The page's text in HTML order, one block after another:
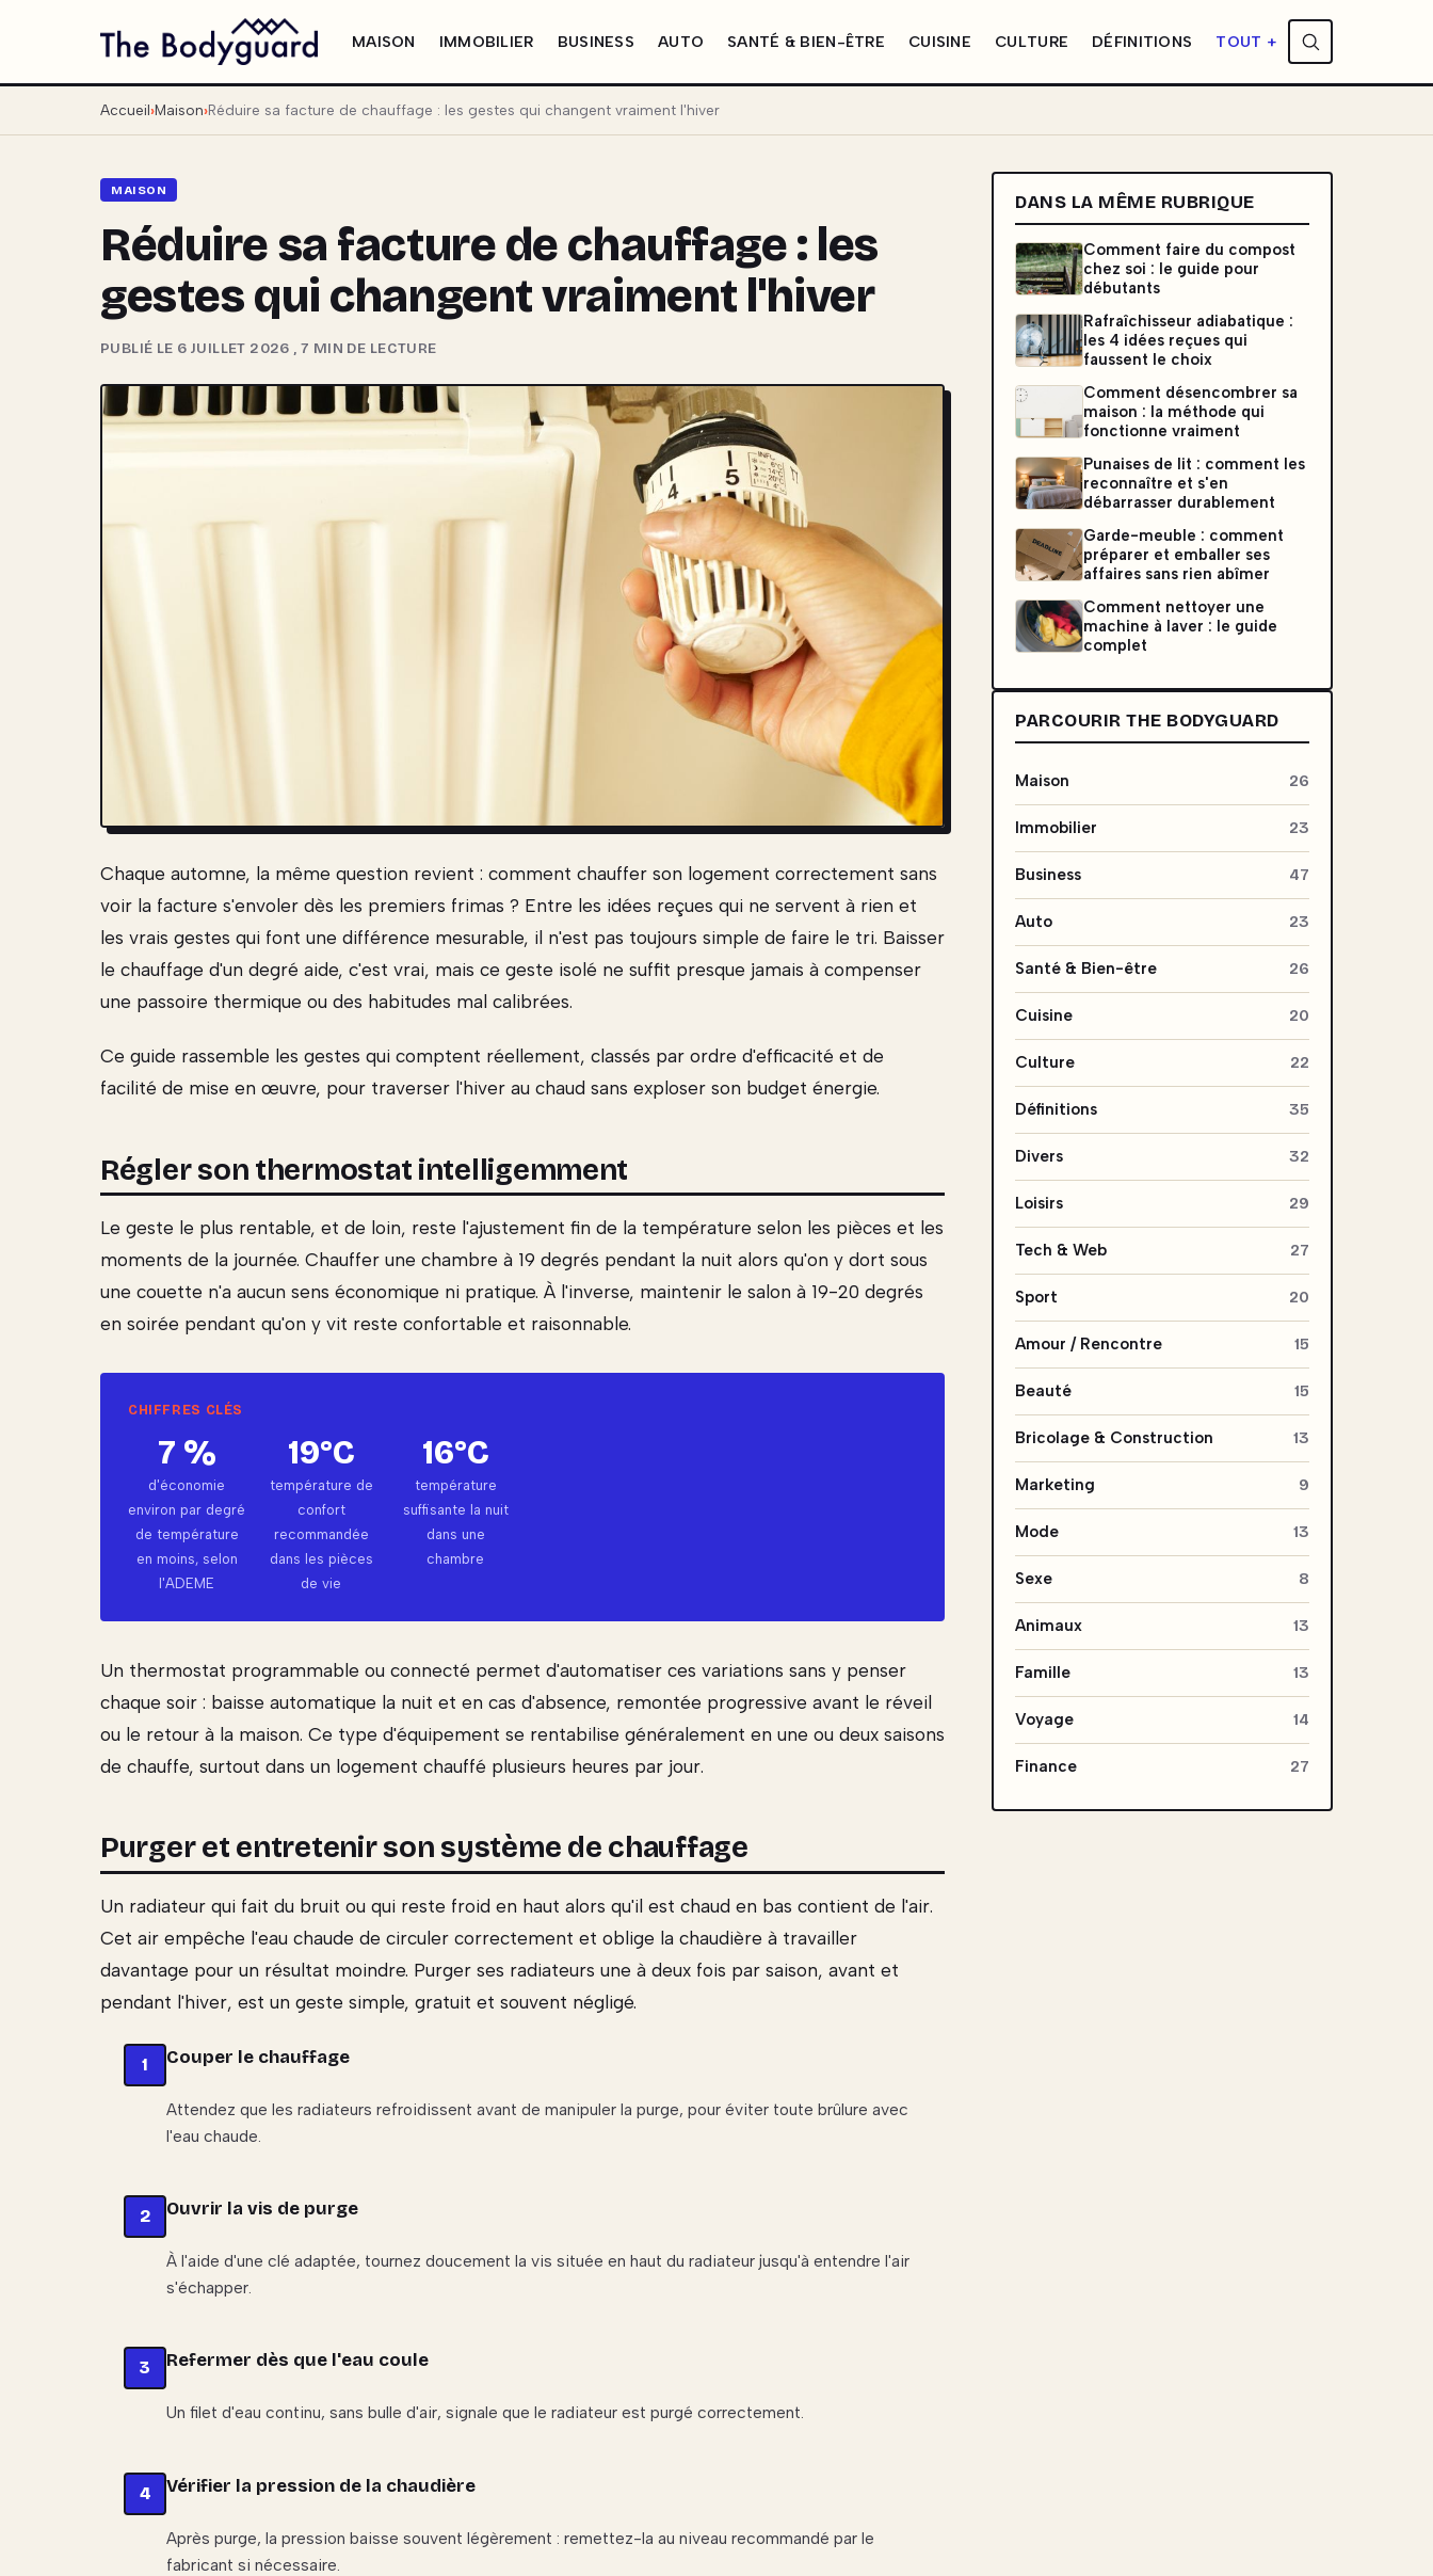
MAISON IMMOBILIER BUSINESS AUTO SANTÉ & BIEN-ÊTRE CUISINE CULTURE DÉFINITIONS TOUT +
Accueil Maison Réduire sa facture de chauffage : les gestes qui changent vraiment l'hiver
MAISON
Réduire sa facture de chauffage : les
gestes qui changent vraiment l'hiver
PUBLIÉ LE 6 JUILLET 2026 ,7 MIN DE LECTURE
Chaque automne, la même question revient : comment chauffer son logement correctement sans
voir la facture s'envoler dès les premiers frimas ? Entre les idées reçues qui ne servent à rien et
les vrais gestes qui font une différence mesurable, il n'est pas toujours simple de faire le tri. Baisser
le chauffage d'un degré aide, c'est vrai, mais ce geste isolé ne suffit presque jamais à compenser
une passoire thermique ou des habitudes mal calibrées.
Ce guide rassemble les gestes qui comptent réellement, classés par ordre d'efficacité et de
facilité de mise en œuvre, pour traverser l'hiver au chaud sans exploser son budget énergie.
Régler son thermostat intelligemment
Le geste le plus rentable, et de loin, reste l'ajustement fin de la température selon les pièces et les
moments de la journée. Chauffer une chambre à 19 degrés pendant la nuit alors qu'on y dort sous
une couette n'a aucun sens économique ni pratique. À l'inverse, maintenir le salon à 19-20 degrés
en soirée pendant qu'on y vit reste confortable et raisonnable.
7 %
d'économie
environ par degré
de température
en moins, selon
l'ADEME
19°C
température de
confort
recommandée
dans les pièces
de vie
16°C
température
suffisante la nuit
dans une
chambre
Un thermostat programmable ou connecté permet d'automatiser ces variations sans y penser
chaque soir : baisse automatique la nuit et en cas d'absence, remontée progressive avant le réveil
ou le retour à la maison. Ce type d'équipement se rentabilise généralement en une ou deux saisons
de chauffe, surtout dans un logement chauffé plusieurs heures par jour.
Purger et entretenir son système de chauffage
Un radiateur qui fait du bruit ou qui reste froid en haut alors qu'il est chaud en bas contient de l'air.
Cet air empêche l'eau chaude de circuler correctement et oblige la chaudière à travailler
davantage pour un résultat moindre. Purger ses radiateurs une à deux fois par saison, avant et
pendant l'hiver, est un geste simple, gratuit et souvent négligé.
Couper le chauffage
Attendez que les radiateurs refroidissent avant de manipuler la purge, pour éviter toute brûlure avec
l'eau chaude.
Ouvrir la vis de purge
À l'aide d'une clé adaptée, tournez doucement la vis située en haut du radiateur jusqu'à entendre l'air
s'échapper.
Refermer dès que l'eau coule
Un filet d'eau continu, sans bulle d'air, signale que le radiateur est purgé correctement.
Vérifier la pression de la chaudière
Après purge, la pression baisse souvent légèrement : remettez-la au niveau recommandé par le
fabricant si nécessaire.
DANS LA MÊME RUBRIQUE
Comment faire du compost
chez soi : le guide pour
débutants
Rafraîchisseur adiabatique :
les 4 idées reçues qui
faussent le choix
Comment désencombrer sa
maison : la méthode qui
fonctionne vraiment
Punaises de lit : comment les
reconnaître et s'en
débarrasser durablement
Garde-meuble : comment
préparer et emballer ses
affaires sans rien abîmer
Comment nettoyer une
machine à laver : le guide
complet
PARCOURIR THE BODYGUARD
Maison 26
Immobilier 23
Business 47
Auto 23
Santé & Bien-être 26
Cuisine 20
Culture 22
Définitions 35
Divers 32
Loisirs 29
Tech & Web 27
Sport 20
Amour / Rencontre 15
Beauté 15
Bricolage & Construction 13
Marketing 9
Mode 13
Sexe 8
Animaux 13
Famille 13
Voyage 14
Finance 27